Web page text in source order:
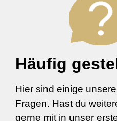
Häufig
Hier sind einige
Fragen. Hast du
gerne mit in unser